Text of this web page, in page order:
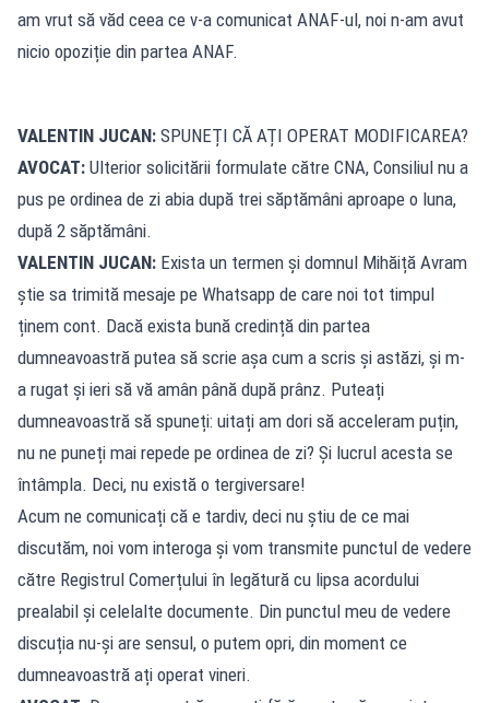
am vrut să văd ceea ce v-a comunicat ANAF-ul, noi n-am avut
nicio opoziție din partea ANAF.
VALENTIN JUCAN: SPUNEȚI CĂ AȚI OPERAT MODIFICAREA?
AVOCAT: Ulterior solicitării formulate către CNA, Consiliul nu a
pus pe ordinea de zi abia după trei săptămâni aproape o luna,
după 2 săptămâni.
VALENTIN JUCAN: Exista un termen și domnul Mihăiță Avram
știe sa trimită mesaje pe Whatsapp de care noi tot timpul
ținem cont. Dacă exista bună credință din partea
dumneavoastră putea să scrie așa cum a scris și astăzi, și m-
a rugat și ieri să vă amân până după prânz. Puteați
dumneavoastră să spuneți: uitați am dori să acceleram puțin,
nu ne puneți mai repede pe ordinea de zi? Și lucrul acesta se
întâmpla. Deci, nu există o tergiversare!
Acum ne comunicați că e tardiv, deci nu știu de ce mai
discutăm, noi vom interoga și vom transmite punctul de vedere
către Registrul Comerțului în legătură cu lipsa acordului
prealabil și celelalte documente. Din punctul meu de vedere
discuția nu-și are sensul, o putem opri, din moment ce
dumneavoastră ați operat vineri.